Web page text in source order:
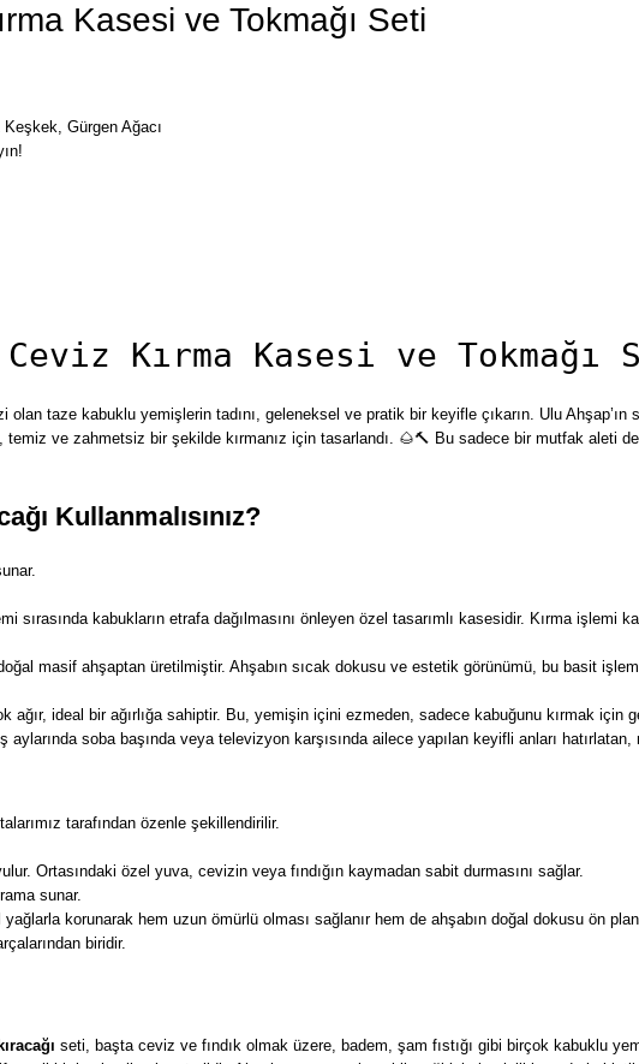
Kasesi ve Tokmağı Seti
Keşkek, Gürgen Ağacı
Kırma Kasesi ve Tokmağı
olan taze kabuklu yemişlerin tadını, geleneksel ve pratik bir keyifle çıkarın. Ulu Ahşap’ın
ve zahmetsiz bir şekilde kırmanız için tasarlandı. 🌰🔨 Bu sadece bir mutfak aleti
Kullanmalısınız?
sırasında kabukların etrafa dağılmasını önleyen özel tasarımlı kasesidir. Kırma
masif ahşaptan üretilmiştir. Ahşabın sıcak dokusu ve estetik görünümü, bu basit
ağır, ideal bir ağırlığa sahiptir. Bu, yemişin içini ezmeden, sadece kabuğunu kırmak için
aylarında soba başında veya televizyon karşısında ailece yapılan keyifli anları
tarafından özenle şekillendirilir.
Ortasındaki özel yuva, cevizin veya fındığın kaymadan sabit durmasını sağlar.
sunar.
korunarak hem uzun ömürlü olması sağlanır hem de ahşabın doğal dokusu ön
biridir.
seti, başta ceviz ve fındık olmak üzere, badem, şam fıstığı gibi birçok kabuklu